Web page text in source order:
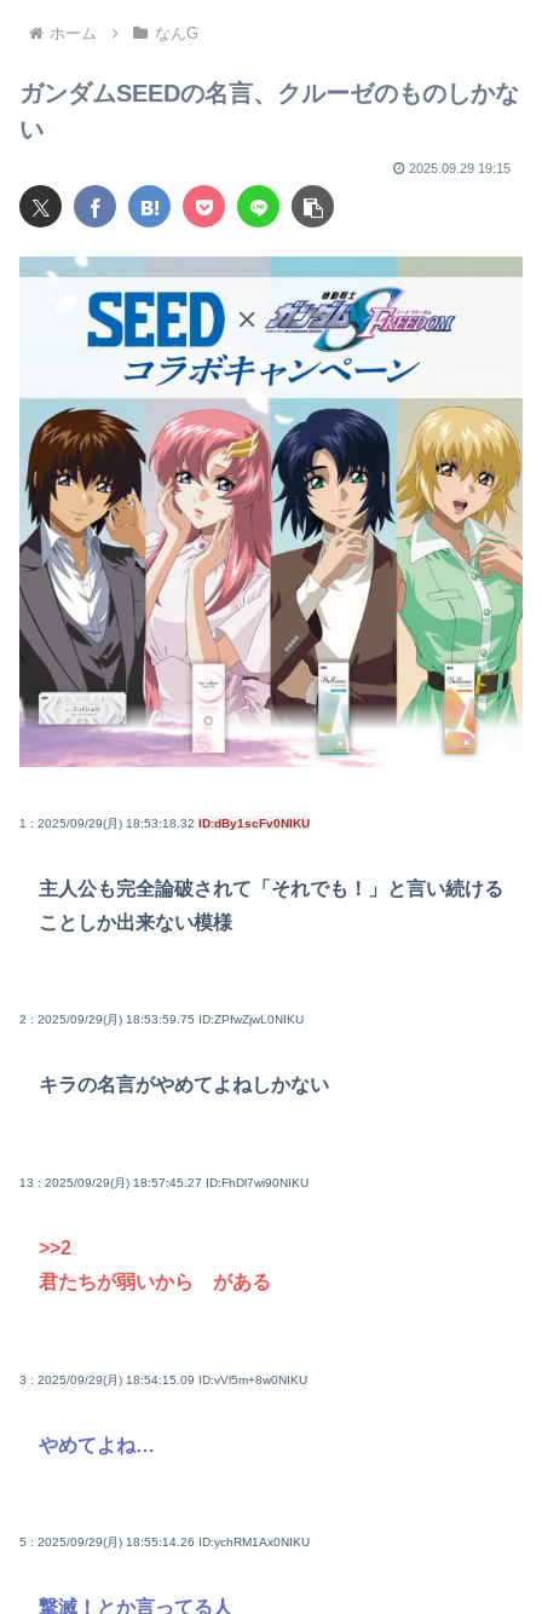
ホーム なんG
ガンダムSEEDの名言、クルーゼのものしかな
い
2025.09.29 19:15
1 : 2025/09/29(月) 18:53:18.32 ID:dBy1scFv0NIKU
主人公も完全論破されて「それでも！」と言い続ける
ことしか出来ない模様
2 : 2025/09/29(月) 18:53:59.75 ID:ZPfwZjwL0NIKU
キラの名言がやめてよねしかない
13 : 2025/09/29(月) 18:57:45.27 ID:FhDl7wi90NIKU
>>2
君たちが弱いから がある
3 : 2025/09/29(月) 18:54:15.09 ID:vVl5m+8w0NIKU
やめてよね…
5 : 2025/09/29(月) 18:55:14.26 ID:ychRM1Ax0NIKU
撃滅！とか言ってる人